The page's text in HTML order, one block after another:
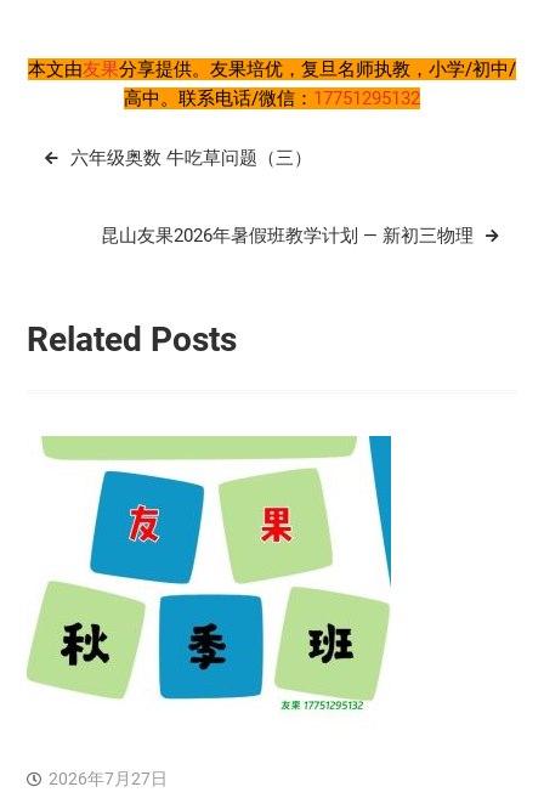
本文由友果分享提供。友果培优，复旦名师执教，小学/初中/
高中。联系电话/微信： 17751295132
文
六年级奥数 牛吃草问题（三）
昆山友果2026年暑假班教学计划 — 新初三物理
Related Posts
2026年7月27日